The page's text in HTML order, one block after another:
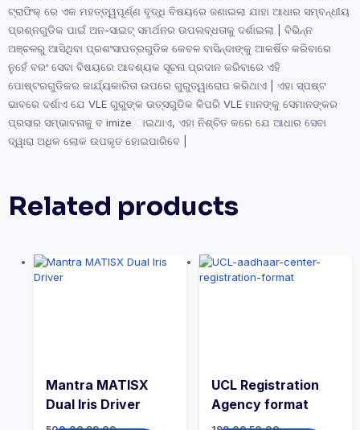
ଟ୍ରାଫିକ୍ ରେ ଏକ ମହତ୍ତ୍ୱପୂର୍ଣ୍ଣ ବୃଦ୍ଧି ବିଷୟରେ ଜଣାଇଲା ଯାହା ଆଧାର ସମ୍ବନ୍ଧୀୟ
ପ୍ରଶ୍ନଗୁଡିକ ପାଇଁ ଅନ-ସାଇଟ୍ ସମର୍ଥନର ଉପଲବ୍ଧତାକୁ ଦର୍ଶାଇଲା | ବିଭିନ୍ନ
ଅଞ୍ଚଳରୁ ଆସିଥିବା ପ୍ରଶଂସାପତ୍ରଗୁଡିକ କେବଳ ବାସିନ୍ଦାଙ୍କୁ ଆକର୍ଷିତ କରିବାରେ
ନୁହେଁ ବରଂ ସେବା ବିଷୟରେ ଆବଶ୍ୟକ ସୂଚନା ପ୍ରଦାନ କରିବାରେ ଏହି
ପୋଷ୍ଟରଗୁଡିକର କାର୍ଯ୍ୟକାରିତା ଉପରେ ଗୁରୁତ୍ୱାରୋପ କରିଥାଏ | ଏହା ସ୍ପଷ୍ଟ
ଭାବରେ ଦର୍ଶାଏ ଯେ VLE ଗୁରୁଙ୍କ ଉତ୍ସଗୁଡିକ କିପରି VLE ମାନଙ୍କୁ ସେମାନଙ୍କର
ପ୍ରସାର ସମ୍ଭାବନାକୁ ବ imize ାଇଥାଏ, ଏହା ନିଶ୍ଚିତ କରେ ଯେ ଆଧାର ସେବା
ଦ୍ୱାରା ଅଧିକ ଲୋକ ଉପକୃତ ହୋଇପାରିବେ |
Related products
Mantra MATISX
Dual Iris Driver
UCL Registration
Agency format